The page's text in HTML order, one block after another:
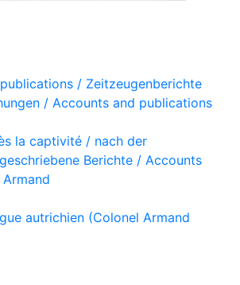
/ Zeitzeugenberichte
/ Accounts and publications
la captivité / nach der
Berichte / Accounts
autrichien (Colonel Armand